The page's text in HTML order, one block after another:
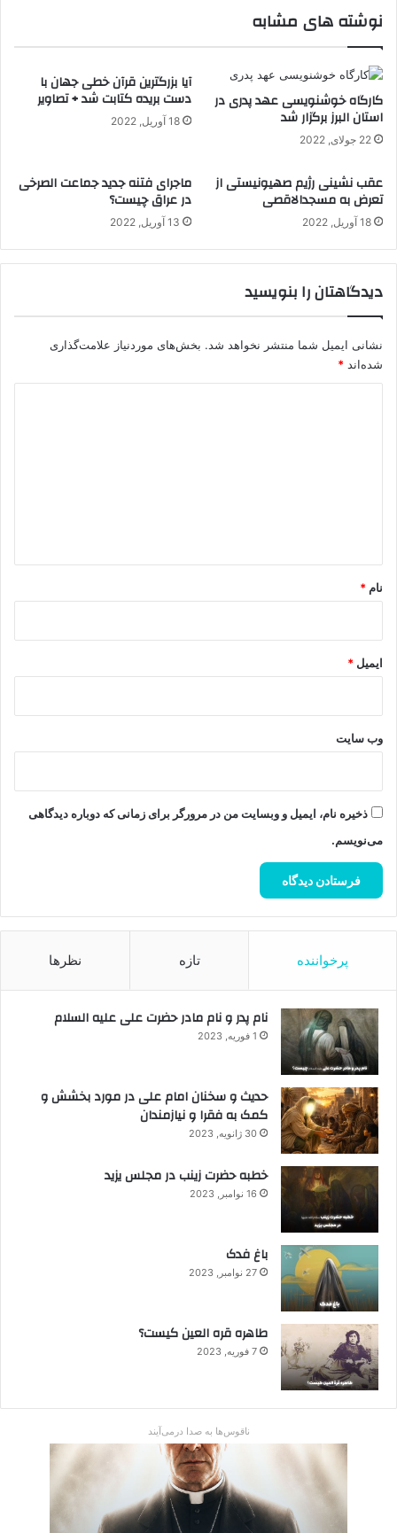
نوشته های مشابه
کارگاه خوشنویسی عهد پدری در
استان البرز برگزار شد
22 جولای, 2022
آیا بزرگترین قرآن خطی جهان با
دست بریده کتابت شد + تصاویر
18 آوریل, 2022
عقب نشینی رژیم صهیونیستی از
تعرض به مسجدالاقصی
18 آوریل, 2022
ماجرای فتنه جدید جماعت الصرخی
در عراق چیست؟
13 آوریل, 2022
دیدگاهتان را بنویسید
نشانی ایمیل شما منتشر نخواهد شد. بخش‌های موردنیاز علامت‌گذاری
شده‌اند *
نام *
ایمیل *
وب‌ سایت
ذخیره نام، ایمیل و وبسایت من در مرورگر برای زمانی که دوباره دیدگاهی
می‌نویسم.
پرخواننده تازه نظرها
نام پدر و نام مادر حضرت علی علیه السلام
1 فوریه, 2023
حدیث و سخنان امام علی در مورد بخشش و
کمک به فقرا و نیازمندان
30 ژانویه, 2023
خطبه حضرت زینب در مجلس یزید
16 نوامبر, 2023
باغ فدک
27 نوامبر, 2023
طاهره قره العین کیست؟
7 فوریه, 2023
ناقوس‌ها به صدا در‌می‌آیند